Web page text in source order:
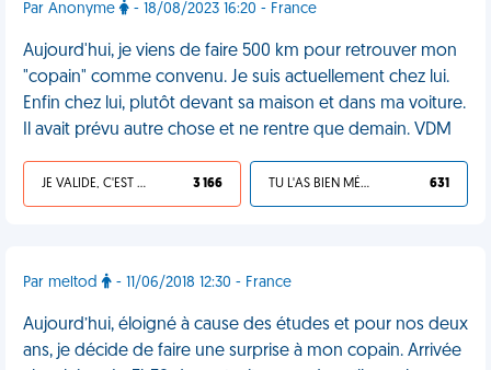
Par Anonyme - 18/08/2023 16:20 - France
Aujourd'hui, je viens de faire 500 km pour retrouver mon
"copain" comme convenu. Je suis actuellement chez lui.
Enfin chez lui, plutôt devant sa maison et dans ma voiture.
Il avait prévu autre chose et ne rentre que demain. VDM
JE VALIDE, C'EST UNE VDM 3 166 TU L'AS BIEN MÉRITÉ 631
Par meltod - 11/06/2018 12:30 - France
Aujourd’hui, éloigné à cause des études et pour nos deux
ans, je décide de faire une surprise à mon copain. Arrivée